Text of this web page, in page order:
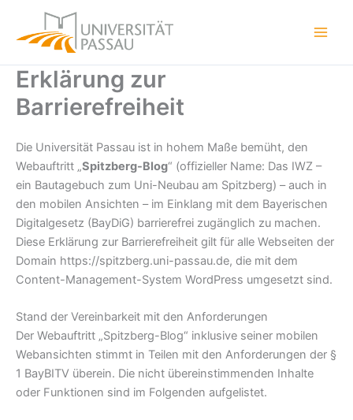
springen
Erklärung zur
Barrierefreiheit
Die Universität Passau ist in hohem Maße bemüht, den
Webauftritt „Spitzberg-Blog“ (offizieller Name: Das IWZ –
ein Bautagebuch zum Uni-Neubau am Spitzberg) – auch in
den mobilen Ansichten – im Einklang mit dem Bayerischen
Digitalgesetz (BayDiG) barrierefrei zugänglich zu machen.
Diese Erklärung zur Barrierefreiheit gilt für alle Webseiten der
Domain https://spitzberg.uni-passau.de, die mit dem
Content-Management-System WordPress umgesetzt sind.
Stand der Vereinbarkeit mit den Anforderungen
Der Webauftritt „Spitzberg-Blog“ inklusive seiner mobilen
Webansichten stimmt in Teilen mit den Anforderungen der §
1 BayBITV überein. Die nicht übereinstimmenden Inhalte
oder Funktionen sind im Folgenden aufgelistet.